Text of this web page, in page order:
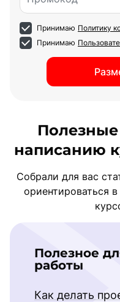
Принимаю Политику
Принимаю
написанию
Собрали для вас
ориентироваться
Полезное
работы
Как делать